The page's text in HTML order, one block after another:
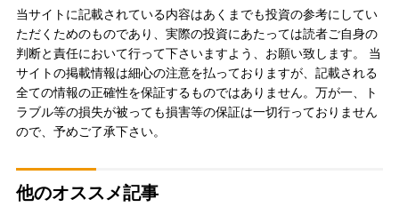
当サイトに記載されている内容はあくまでも投資の参考にしてい
ただくためのものであり、実際の投資にあたっては読者ご自身の
判断と責任において行って下さいますよう、お願い致します。 当
サイトの掲載情報は細心の注意を払っておりますが、記載される
全ての情報の正確性を保証するものではありません。万が一、ト
ラブル等の損失が被っても損害等の保証は一切行っておりません
ので、予めご了承下さい。
他のオススメ記事